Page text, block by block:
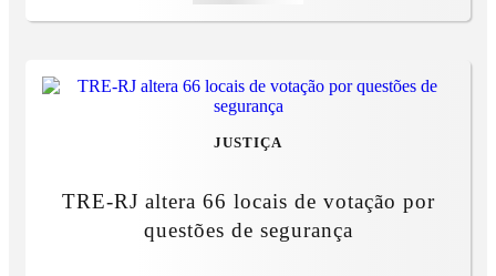
JUSTIÇA
TRE-RJ altera 66 locais de votação por
questões de segurança